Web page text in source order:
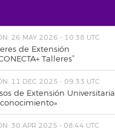
26 MAY 2026 - 10:38 UTC
de Extensión
Talleres”
11 DEC 2025 - 09:33 UTC
de Extensión Universitaria
30 APR 2025 - 08:44 UTC